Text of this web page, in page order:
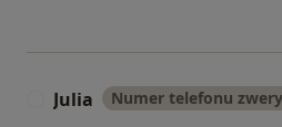
Julia Numer telefonu